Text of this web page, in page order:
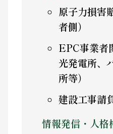
原子力損害
者側）
EPC事業者
光発電所、
所等）
建設工事請
情報発信・人格